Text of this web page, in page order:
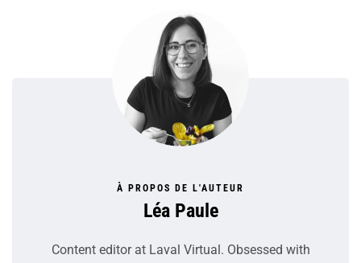
À PROPOS DE L'AUTEUR
Léa Paule
Content editor at Laval Virtual. Obsessed with